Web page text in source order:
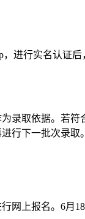
行实名认证
取依据。若符
行下一批次录取。
上报名。6月